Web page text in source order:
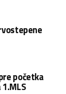
početka